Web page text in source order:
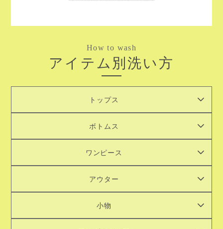
How to wash
アイテム別洗い方
トップス
ボトムス
ワンピース
アウター
小物